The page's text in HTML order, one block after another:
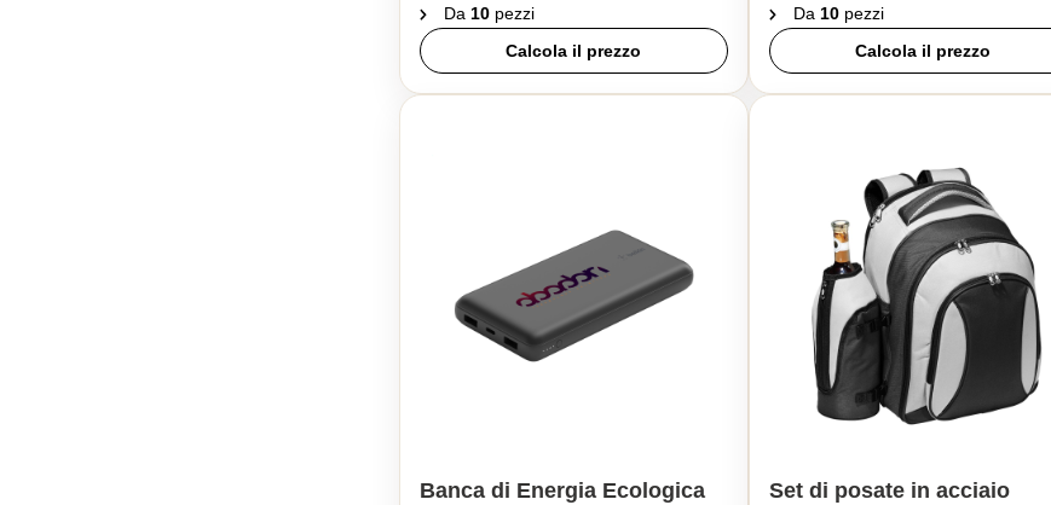
Da 10 pezzi
Calcola il prezzo
Da 10pezzi
Calcola il prezzo
Banca di Energia Ecologica
Set di posate in acciaio